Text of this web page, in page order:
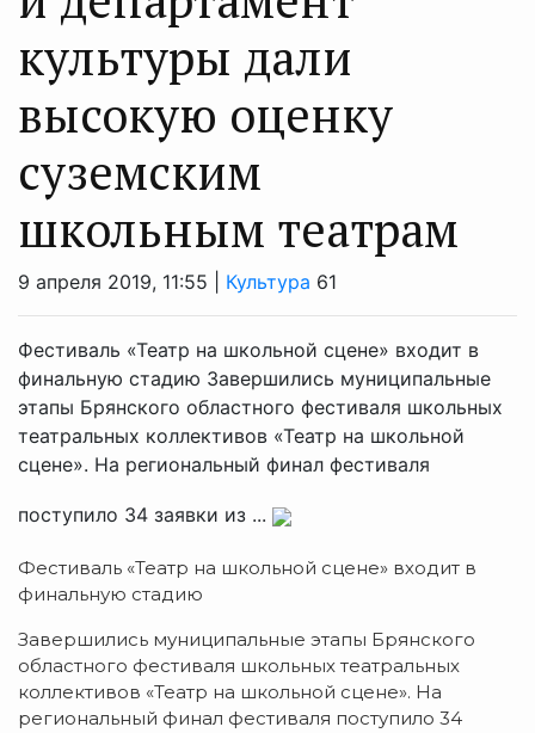
культуры дали
высокую оценку
суземским
школьным театрам
9 апреля 2019, 11:55 | Культура 61
Фестиваль «Театр на школьной сцене» входит в
финальную стадию Завершились муниципальные
этапы Брянского областного фестиваля школьных
театральных коллективов «Театр на школьной
сцене». На региональный финал фестиваля
поступило 34 заявки из ...
Фестиваль «Театр на школьной сцене» входит в
финальную стадию
Завершились муниципальные этапы Брянского
областного фестиваля школьных театральных
коллективов «Театр на школьной сцене». На
региональный финал фестиваля поступило 34